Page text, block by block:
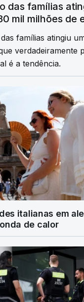
das famílias
mil milhões de
famílias atingiu
verdadeiramente
é a tendência.
italianas em
de calor